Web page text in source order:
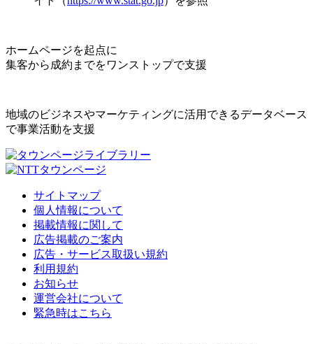
ホームページを起点に
集客から成約までをワンストップで支援
地域のビジネスやマーケティングに活用できるデータベース
で事業活動を支援
サイトマップ
個人情報について
掲載情報に関して
広告掲載のご案内
広告・サービス取扱い規約
利用規約
お知らせ
運営会社について
緊急時はこちら